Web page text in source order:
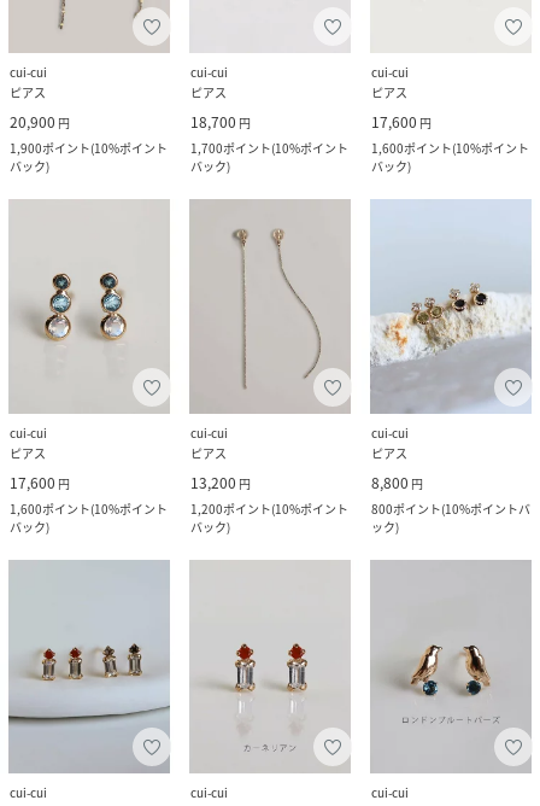
cui-cui
ピアス
20,900 円
1,900ポイント(10%ポイント
バック)
cui-cui
ピアス
18,700 円
1,700ポイント(10%ポイント
バック)
cui-cui
ピアス
17,600 円
1,600ポイント(10%ポイント
バック)
cui-cui
ピアス
17,600 円
1,600ポイント(10%ポイント
バック)
cui-cui
ピアス
13,200 円
1,200ポイント(10%ポイント
バック)
cui-cui
ピアス
8,800 円
800ポイント(10%ポイントバ
ック)
cui-cui
cui-cui
cui-cui